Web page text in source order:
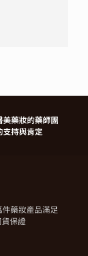
藥妝的藥師團
支持與肯定
藥妝產品滿足
保證